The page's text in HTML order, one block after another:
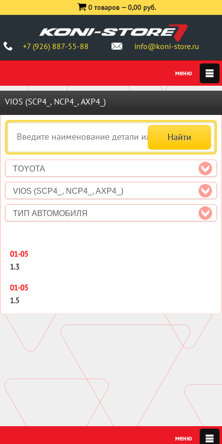
+7 (926) 887-55-88 info@koni-store.ru
0 товаров —0,00 руб.
VIOS (SCP4_, NCP4_, AXP4_)
TOYOTA
VIOS (SCP4_, NCP4_, AXP4_)
ТИП АВТОМОБИЛЯ
01-05
1.3
01-05
1.5